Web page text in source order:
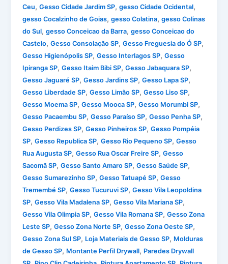
Ceu,Gesso Cidade Jardim SP,gesso Cidade Ocidental,
gesso Cocalzinho de Goias,gesso Colatina,gesso Colinas
do Sul,gesso Conceicao da Barra,gesso Conceicao do
Castelo,Gesso Consolação SP,Gesso Freguesia do Ó SP,
Gesso Higienópolis SP,Gesso Interlagos SP,Gesso
Ipiranga SP,Gesso Itaim Bibi SP,Gesso Jabaquara SP,
Gesso Jaguaré SP,Gesso Jardins SP,Gesso Lapa SP,
Gesso Liberdade SP,Gesso Limão SP,Gesso Liso SP,
Gesso Moema SP,Gesso Mooca SP,Gesso Morumbi SP,
Gesso Pacaembu SP,Gesso Paraíso SP,Gesso Penha SP,
Gesso Perdizes SP,Gesso Pinheiros SP,Gesso Pompéia
SP,Gesso Republica SP,Gesso Rio Pequeno SP,Gesso
Rua Augusta SP,Gesso Rua Oscar Freire SP,Gesso
Sacomã SP,Gesso Santo Amaro SP,Gesso Saúde SP,
Gesso Sumarezinho SP,Gesso Tatuapé SP,Gesso
Tremembé SP,Gesso Tucuruvi SP,Gesso Vila Leopoldina
SP,Gesso Vila Madalena SP,Gesso Vila Mariana SP,
Gesso Vila Olimpia SP,Gesso Vila Romana SP,Gesso Zona
Leste SP,Gesso Zona Norte SP,Gesso Zona Oeste SP,
Gesso Zona Sul SP, Loja Materiais de Gesso SP, Molduras
de Gesso SP, Montante Perfil Drywall, Paredes Drywall